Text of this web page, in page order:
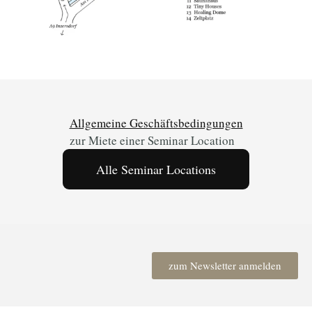
Allgemeine Geschäftsbedingungen
zur Miete einer Seminar Location
Alle Seminar Locations
zum Newsletter anmelden